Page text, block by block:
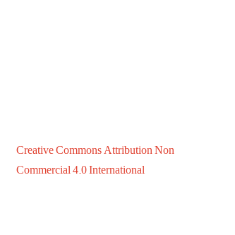
Creative Commons Attribution Non
Commercial 4.0 International